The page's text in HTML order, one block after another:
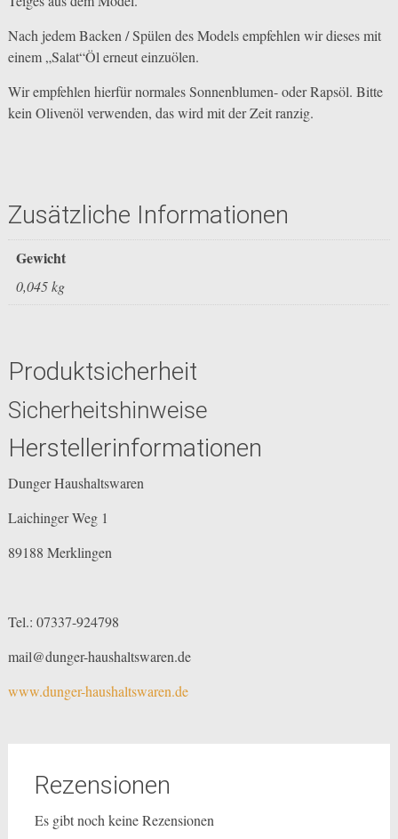
Nach jedem Backen / Spülen des Models empfehlen wir dieses mit
einem „Salat“Öl erneut einzuölen.
Wir empfehlen hierfür normales Sonnenblumen- oder Rapsöl. Bitte
kein Olivenöl verwenden, das wird mit der Zeit ranzig.
Zusätzliche Informationen
Gewicht
0,045 kg
Produktsicherheit
Sicherheitshinweise
Herstellerinformationen
Dunger Haushaltswaren
Laichinger Weg 1
89188 Merklingen
Tel.: 07337-924798
mail@dunger-haushaltswaren.de
www.dunger-haushaltswaren.de
Rezensionen
Es gibt noch keine Rezensionen